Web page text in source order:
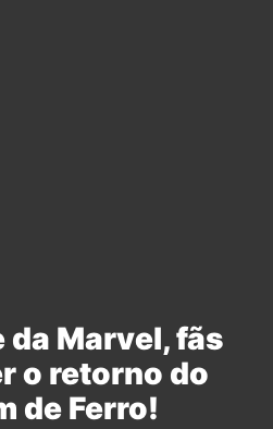
da Marvel, fãs
o retorno do
de Ferro!